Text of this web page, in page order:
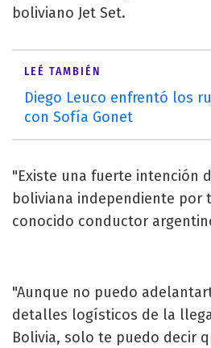
boliviano Jet Set.
LEÉ TAMBIÉN
Diego Leuco enfrentó los
con Sofía Gonet
"Existe una fuerte intención
boliviana independiente por
conocido conductor
"Aunque no puedo
detalles logísticos de la
Bolivia, solo te puedo decir